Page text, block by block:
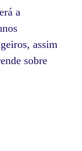
a
assim
sobre